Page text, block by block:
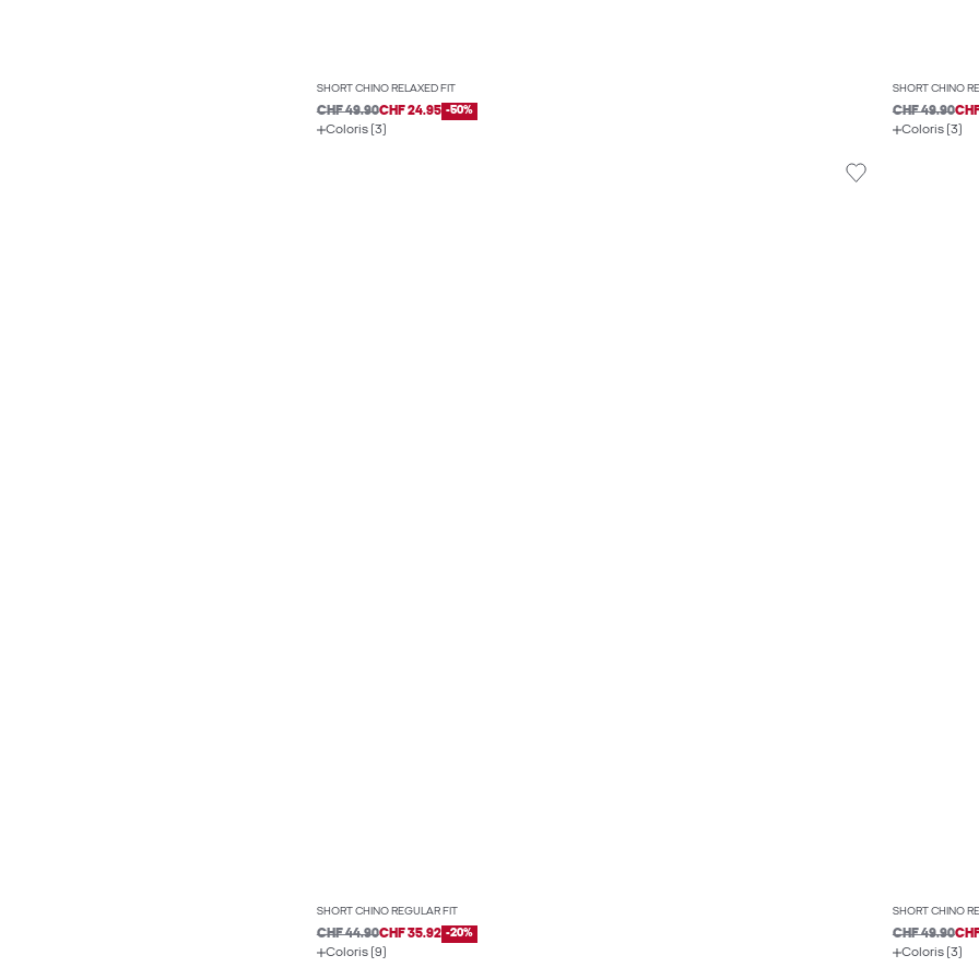
SHORT CHINO RELAXED FIT
CHF 49.90CHF 24.95 -50%
Coloris (3)
SHORT CHINO
CHF 49.90
Coloris (3)
SHORT CHINO REGULAR FIT
CHF 44.90CHF 35.92 -20%
Coloris (9)
SHORT CHINO
CHF 49.90
Coloris (3)